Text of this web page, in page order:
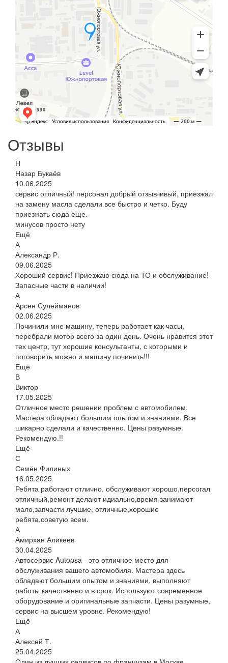
Отзывы
Н
Назар Букаёв
10.06.2025
сервис отличный! персонал добрый отзывчивый, приезжал
на замену масла сделали все быстро и четко. Буду
приезжать сюда еще.
минусов просто нету
Ещё
А
Александр Р.
09.06.2025
Хороший сервис! Приезжаю сюда на ТО и обслуживание!
Запасные части в наличии!
А
Арсен Сулейманов
02.06.2025
Починили мне машину, теперь работает как часы,
перебрали мотор всего за один день. Очень нравится этот
тех центр, тут хорошие консультанты, с которыми и
поговорить можно и машину починить!!!
Ещё
В
Виктор
17.05.2025
Отличное место решении проблем с автомобилем.
Мастера обладают большим опытом и знаниями. Все
шикарно сделали и качественно. Цены разумные.
Рекомендую.!!
Ещё
С
Семён Филиных
16.05.2025
Ребята работают отлично, обслуживают хорошо,персогал
отличный,ремонт делают идиально,время занимают
мало,запчасти лучшие, отличные,хорошие
ребята,советую всем.
А
Амирхан Аликеев
30.04.2025
Автосервис Autopsa - это отличное место для
обслуживания вашего автомобиля. Мастера здесь
обладают большим опытом и знаниями, выполняют
работы качественно и в срок. Используют современное
оборудование и оригинальные запчасти. Цены разумные,
сервис на высшем уровне. Рекомендую!
Ещё
А
Алексей Т.
25.04.2025